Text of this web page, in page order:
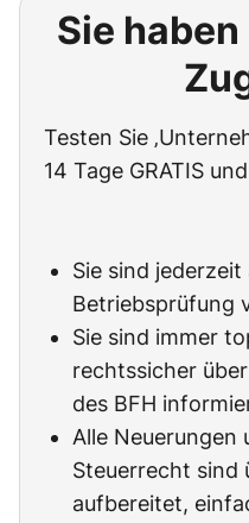
Sie
Testen Sie
14 Tage GRATIS
Sie sind jederzeit
Betriebsprüfung
Sie sind immer
rechtssicher
des BFH
Alle Neuerungen
Steuerrecht sind
aufbereitet,